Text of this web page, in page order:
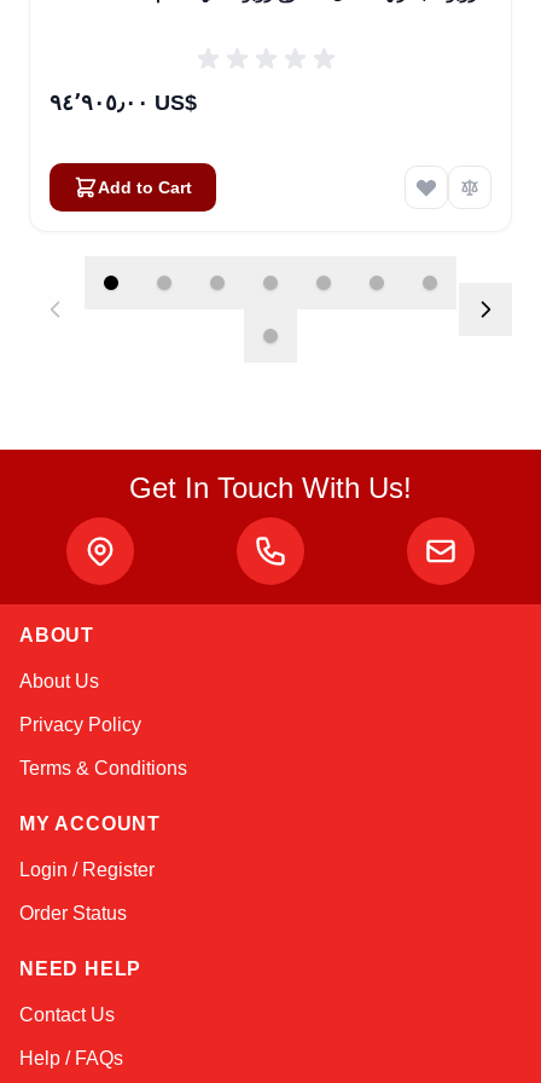
٩٤٬٩٠٥٫٠٠ US$
Add to Cart
Get In Touch With Us!
ABOUT
About Us
Privacy Policy
Terms & Conditions
MY ACCOUNT
Login / Register
Order Status
NEED HELP
Contact Us
Help / FAQs